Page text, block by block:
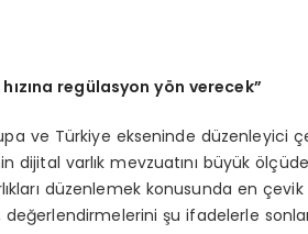
ızına regülasyon yön verecek”
ve Türkiye ekseninde düzenleyici
dijital varlık mevzuatını büyük
düzenlemek konusunda en
değerlendirmelerini şu ifadelerle